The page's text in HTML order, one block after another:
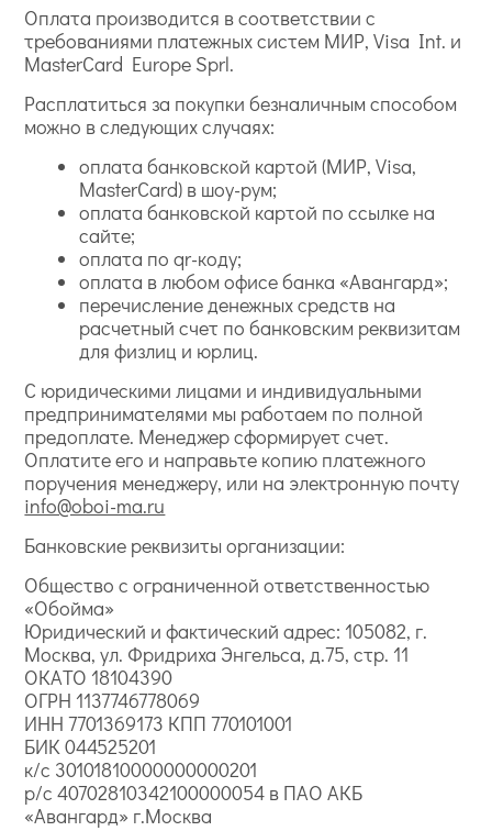
Оплата производится в соответствии с
требованиями платежных систем МИР, Visa Int. и
MasterCard Europe Sprl.
Расплатиться за покупки безналичным способом
можно в следующих случаях:
оплата банковской картой (МИР, Visa,
MasterCard) в шоу-рум;
оплата банковской картой по ссылке на
сайте;
оплата по qr-коду;
оплата в любом офисе банка «Авангард»;
перечисление денежных средств на
расчетный счет по банковским реквизитам
для физлиц и юрлиц.
С юридическими лицами и индивидуальными
предпринимателями мы работаем по полной
предоплате. Менеджер сформирует счет.
Оплатите его и направьте копию платежного
поручения менеджеру, или на электронную почту
info@oboi-ma.ru
Банковские реквизиты организации:
Общество с ограниченной ответственностью
«Обойма»
Юридический и фактический адрес: 105082, г.
Москва, ул. Фридриха Энгельса, д.75, стр. 11
ОКАТО 18104390
ОГРН 1137746778069
ИНН 7701369173 КПП 770101001
БИК 044525201
к/с 30101810000000000201
р/с 40702810342100000054 в ПАО АКБ
«Авангард» г.Москва